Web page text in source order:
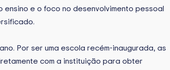
e o foco no desenvolvimento pessoal
Por ser uma escola recém-inaugurada, as
com a instituição para obter